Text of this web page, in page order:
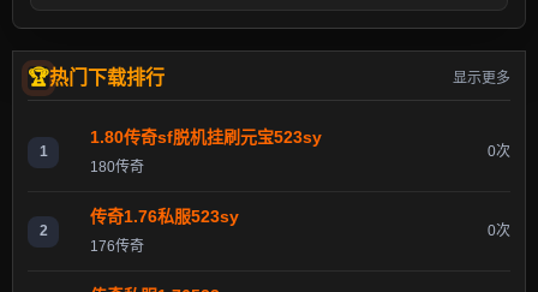
热门下载排行 显示更多
1
1.80传奇sf脱机挂刷元宝523sy
180传奇
0次
2
传奇1.76私服523sy
176传奇
0次